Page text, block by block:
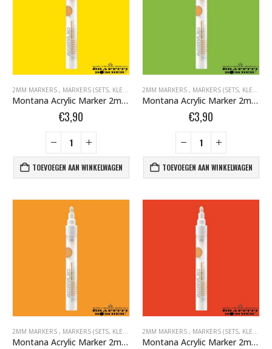
2MM MARKERS , MARKERS (SETS, KLEUR, EMPTY) ,MARKERS BOMBER.NL,MONTANA
Montana Acrylic Marker 2mm Fluor Geel F1000 Flash Yellow 346293
€3,90
TOEVOEGEN AAN WINKELWAGEN
2MM MARKERS , MARKERS (SETS, KLEUR, EMPTY)
Montana Acrylic Marker 2mm Fluor Groen F6000 Acid Green 346347
€3,90
TOEVOEGEN AAN WINKELWAGEN
2MM MARKERS , MARKERS (SETS, KLEUR, EMPTY) ,MARKERS BOMBER.NL,MONTANA
Montana Acrylic Marker 2mm Fluor Oranje F2000 Power Orange 346354
2MM MARKERS , MARKERS (SETS, KLEUR, EMPTY)
Montana Acrylic Marker 2mm Fluor Rood F3000 Fire Red 346309
out of 5
1,95 0
€